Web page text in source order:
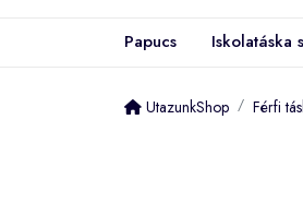
Papucs Iskolatáska
UtazunkShop Férfi